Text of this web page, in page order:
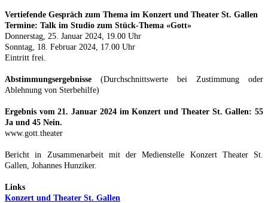
Vertiefende Gespräch zum Thema im Konzert und Theater St. Gallen
Termine: Talk im Studio zum Stück-Thema «Gott»
Donnerstag, 25. Januar 2024, 19.00 Uhr
Sonntag, 18. Februar 2024, 17.00 Uhr
Eintritt frei.
Abstimmungsergebnisse (Durchschnittswerte bei Zustimmung oder
Ablehnung von Sterbehilfe)
Ergebnis vom 21. Januar 2024 im Konzert und Theater St. Gallen: 55
Ja und 45 Nein.
www.gott.theater
Bericht in Zusammenarbeit mit der Medienstelle Konzert Theater St.
Gallen, Johannes Hunziker.
Links
Konzert und Theater St. Gallen